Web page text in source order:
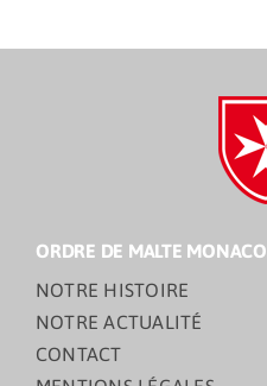
ORDRE DE MALTE MONACO
NOTRE HISTOIRE
NOTRE ACTUALITÉ
CONTACT